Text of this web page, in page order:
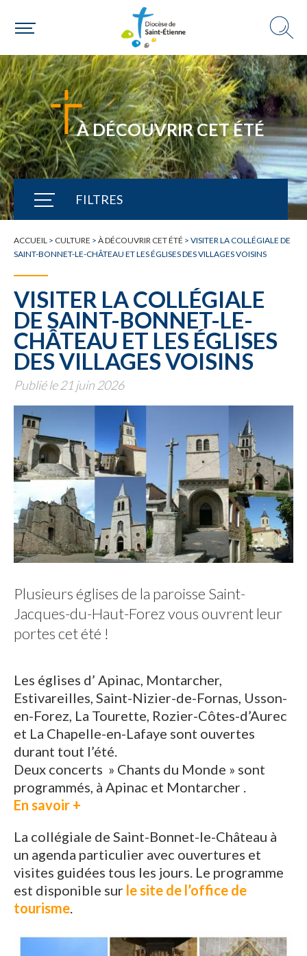
À DÉCOUVRIR CET ÉTÉ
FILTRES
TOUTE L'ACTUALITÉ
ACCUEIL > CULTURE > À DÉCOUVRIR CET ÉTÉ > VISITER LA COLLÉGIALE DE
SAINT-BONNET-LE-CHÂTEAU ET LES ÉGLISES DES VILLAGES VOISINS
VISITER LA COLLÉGIALE
DE SAINT-BONNET-LE-
CHÂTEAU ET LES ÉGLISES
DES VILLAGES VOISINS
Publié le 21 juin 2026
Plusieurs églises de la paroisse Saint-
Jacques-du-Haut-Forez vous ouvrent leur
portes cet été !
Les églises d’ Apinac, Montarcher,
Estivareilles, Saint-Nizier-de-Fornas, Usson-
en-Forez, La Tourette, Rozier-Côtes-d’Aurec
et La Chapelle-en-Lafaye sont ouvertes
durant tout l’été.
Deux concerts » Chants du Monde » sont
programmés, à Apinac et Montarcher .
En savoir +
La collégiale de Saint-Bonnet-le-Château à
un agenda particulier avec ouvertures et
visites guidées tous les jours. Le programme
est disponible sur le site de l’office de
tourisme.